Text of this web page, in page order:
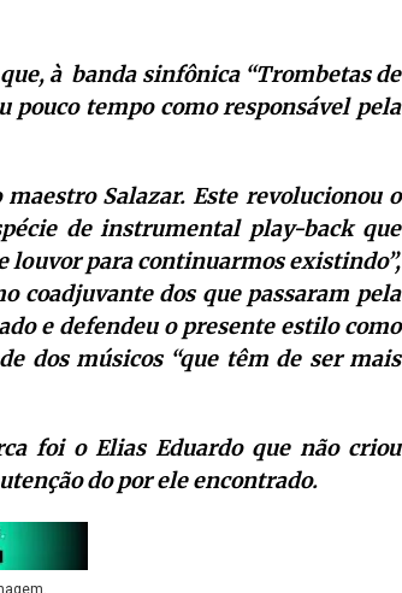
à banda sinfônica “Trombetas de
pouco tempo como responsável pela
Salazar. Este revolucionou o
de instrumental play-back que
louvor para continuarmos existindo”,
coadjuvante dos que passaram pela
e defendeu o presente estilo como
dos músicos “que têm de ser mais
foi o Elias Eduardo que não criou
do por ele encontrado.